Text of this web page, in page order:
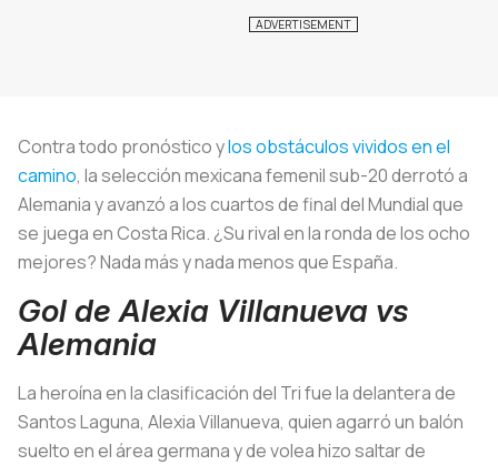
Contra todo pronóstico ylos obstáculos vividos en el
camino, la selección mexicana femenil sub-20 derrotó a
Alemania y avanzó a los cuartos de final del Mundial que
se juega en Costa Rica. ¿Su rival en la ronda de los ocho
mejores? Nada más y nada menos que España.
Gol de Alexia Villanueva vs
Alemania
La heroína en la clasificación del Tri fue la delantera de
Santos Laguna, Alexia Villanueva, quien agarró un balón
suelto en el área germana y de volea hizo saltar de